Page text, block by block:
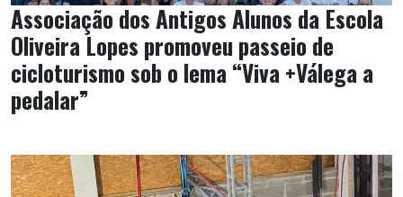
Associação dos Antigos Alunos da Escola
Oliveira Lopes promoveu passeio de
cicloturismo sob o lema “Viva +Válega a
pedalar”